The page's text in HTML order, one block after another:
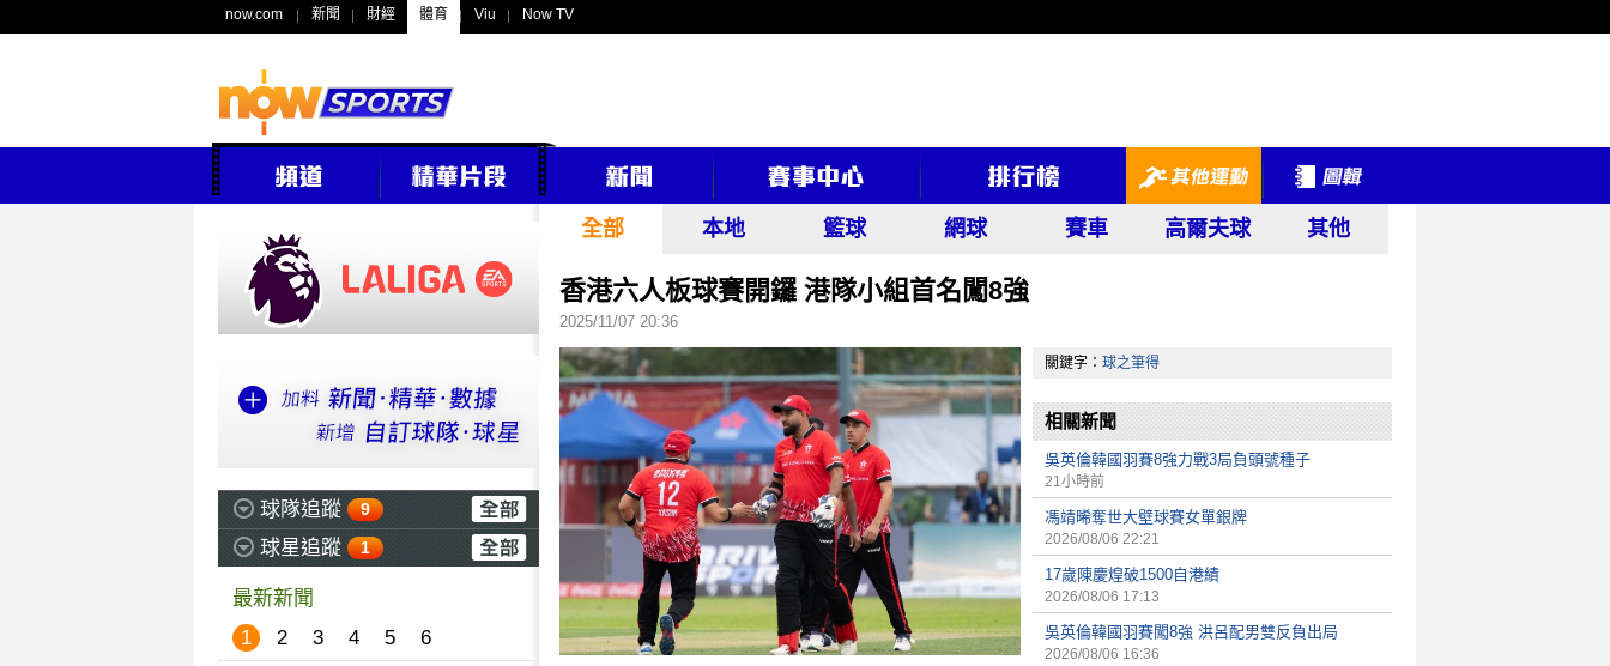
now.com 新聞 財經 體育 Viu Now TV
球隊追蹤 9
球星追蹤 1
最新新聞
1
2 3 4 5 6
全部 本地 籃球 網球 賽車 高爾夫球 其他
香港六人板球賽開鑼 港隊小組首名闖8強
2025/11/07 20:36
關鍵字： 球之筆得
相關新聞
吳英倫韓國羽賽8強力戰3局負頭號種子
21小時前
馮靖晞奪世大壁球賽女單銀牌
2026/08/06 22:21
17歲陳慶煌破1500自港績
2026/08/06 17:13
吳英倫韓國羽賽闖8強 洪呂配男雙反負出局
2026/08/06 16:36